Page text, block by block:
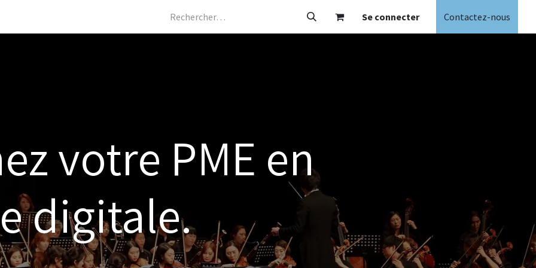
Boutique Notre agence Se connecter Contactez-nous
votre PME en
digitale.